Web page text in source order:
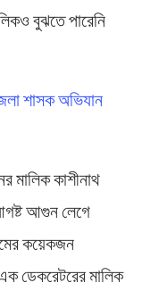
বুঝতে পারেনি
শাসক অভিযান
মালিক কাশীনাথ
আগুন লেগে
কয়েকজন
ডেকরেটরের মালিক